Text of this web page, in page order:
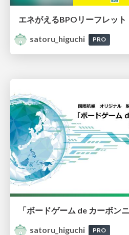
satoru_higuchi
PRO
satoru_higuchi
PRO